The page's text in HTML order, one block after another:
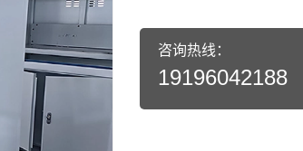
咨询热线：
19196042188